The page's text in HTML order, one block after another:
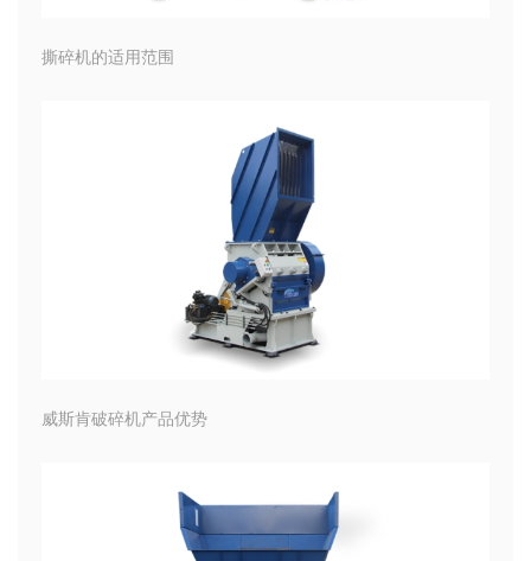
撕碎机的适用范围
威斯肯破碎机产品优势